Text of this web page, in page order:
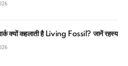
क्यों कहलाती है Living Fossil? जानें रहस्य